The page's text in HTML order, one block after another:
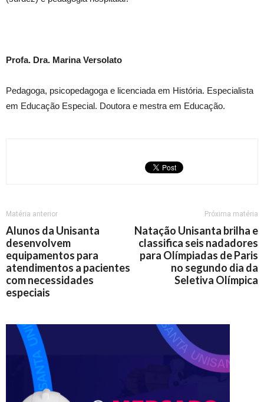
Profa. Dra. Marina Versolato
Pedagoga, psicopedagoga e licenciada em História. Especialista
em Educação Especial. Doutora e mestra em Educação.
Matéria anterior
Alunos da Unisanta
desenvolvem
equipamentos para
atendimentos a pacientes
com necessidades
especiais
Próxima matéria
Natação Unisanta brilha e
classifica seis nadadores
para Olímpiadas de Paris
no segundo dia da
Seletiva Olímpica